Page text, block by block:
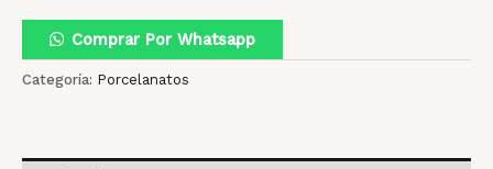
Comprar Por Whatsapp
Categoría: Porcelanatos